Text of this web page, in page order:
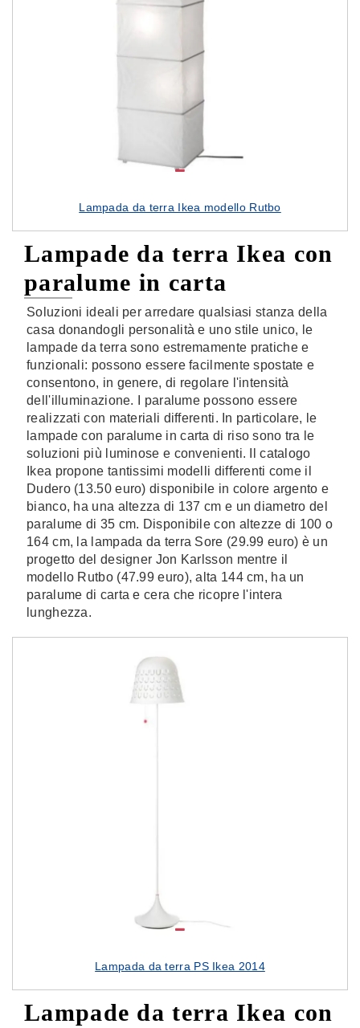
Lampada da terra Ikea modello Rutbo
Lampade da terra Ikea con
paralume in carta
Soluzioni ideali per arredare qualsiasi stanza della
casa donandogli personalità e uno stile unico, le
lampade da terra sono estremamente pratiche e
funzionali: possono essere facilmente spostate e
consentono, in genere, di regolare l'intensità
dell'illuminazione. I paralume possono essere
realizzati con materiali differenti. In particolare, le
lampade con paralume in carta di riso sono tra le
soluzioni più luminose e convenienti. Il catalogo
Ikea propone tantissimi modelli differenti come il
Dudero (13.50 euro) disponibile in colore argento e
bianco, ha una altezza di 137 cm e un diametro del
paralume di 35 cm. Disponibile con altezze di 100 o
164 cm, la lampada da terra Sore (29.99 euro) è un
progetto del designer Jon Karlsson mentre il
modello Rutbo (47.99 euro), alta 144 cm, ha un
paralume di carta e cera che ricopre l'intera
lunghezza.
Lampada da terra PS Ikea 2014
Lampade da terra Ikea con